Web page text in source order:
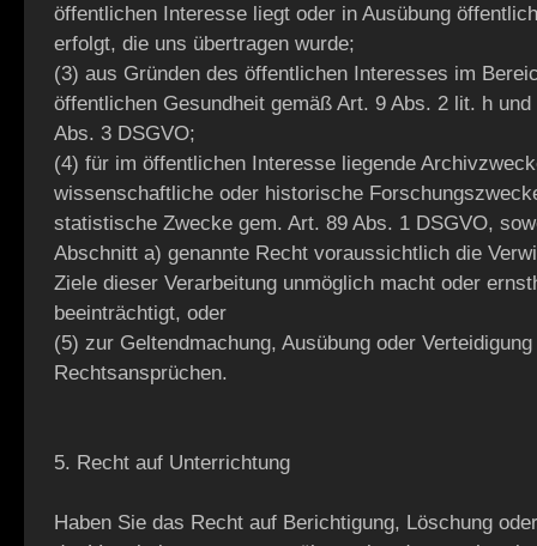
öffentlichen Interesse liegt oder in Ausübung
erfolgt, die uns übertragen wurde;
(3) aus Gründen des öffentlichen Interesses im
öffentlichen Gesundheit gemäß Art. 9 Abs. 2 lit. h
Abs. 3 DSGVO;
(4) für im öffentlichen Interesse liegende
wissenschaftliche oder historische
statistische Zwecke gem. Art. 89 Abs. 1 DSGVO,
Abschnitt a) genannte Recht voraussichtlich die
Ziele dieser Verarbeitung unmöglich macht oder
beeinträchtigt, oder
(5) zur Geltendmachung, Ausübung oder
Rechtsansprüchen.
5. Recht auf Unterrichtung
Haben Sie das Recht auf Berichtigung, Löschung